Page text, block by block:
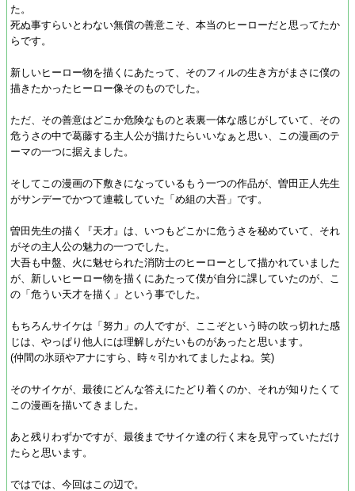
た。
死ぬ事すらいとわない無償の善意こそ、本当のヒーローだと思ってたか
らです。
新しいヒーロー物を描くにあたって、そのフィルの生き方がまさに僕の
描きたかったヒーロー像そのものでした。
ただ、その善意はどこか危険なものと表裏一体な感じがしていて、その
危うさの中で葛藤する主人公が描けたらいいなぁと思い、この漫画のテ
ーマの一つに据えました。
そしてこの漫画の下敷きになっているもう一つの作品が、曽田正人先生
がサンデーでかつて連載していた「め組の大吾」です。
曽田先生の描く『天才』は、いつもどこかに危うさを秘めていて、それ
がその主人公の魅力の一つでした。
大吾も中盤、火に魅せられた消防士のヒーローとして描かれていました
が、新しいヒーロー物を描くにあたって僕が自分に課していたのが、こ
の「危うい天才を描く」という事でした。
もちろんサイケは「努力」の人ですが、ここぞという時の吹っ切れた感
じは、やっぱり他人には理解しがたいものがあったと思います。
(仲間の氷頭やアナにすら、時々引かれてましたよね。笑)
そのサイケが、最後にどんな答えにたどり着くのか、それが知りたくて
この漫画を描いてきました。
あと残りわずかですが、最後までサイケ達の行く末を見守っていただけ
たらと思います。
ではでは、今回はこの辺で。